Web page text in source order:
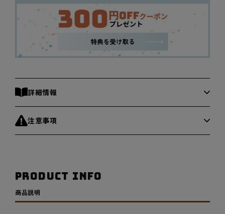
ギ
セ
ッ
｜
大
レ
ち
ひ
ら
ギ
フ
ト
セ
ッ
｜
ち
ら
詳細情報
注意事項
PRODUCT INFO
商品説明